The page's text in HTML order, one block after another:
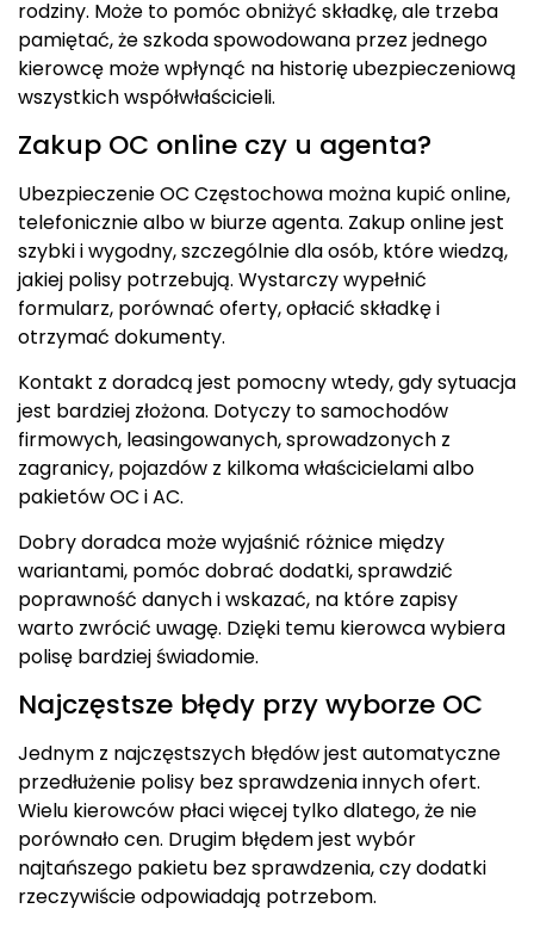
rodziny. Może to pomóc obniżyć składkę, ale trzeba
pamiętać, że szkoda spowodowana przez jednego
kierowcę może wpłynąć na historię ubezpieczeniową
wszystkich współwłaścicieli.
Zakup OC online czy u agenta?
Ubezpieczenie OC Częstochowa można kupić online,
telefonicznie albo w biurze agenta. Zakup online jest
szybki i wygodny, szczególnie dla osób, które wiedzą,
jakiej polisy potrzebują. Wystarczy wypełnić
formularz, porównać oferty, opłacić składkę i
otrzymać dokumenty.
Kontakt z doradcą jest pomocny wtedy, gdy sytuacja
jest bardziej złożona. Dotyczy to samochodów
firmowych, leasingowanych, sprowadzonych z
zagranicy, pojazdów z kilkoma właścicielami albo
pakietów OC i AC.
Dobry doradca może wyjaśnić różnice między
wariantami, pomóc dobrać dodatki, sprawdzić
poprawność danych i wskazać, na które zapisy
warto zwrócić uwagę. Dzięki temu kierowca wybiera
polisę bardziej świadomie.
Najczęstsze błędy przy wyborze OC
Jednym z najczęstszych błędów jest automatyczne
przedłużenie polisy bez sprawdzenia innych ofert.
Wielu kierowców płaci więcej tylko dlatego, że nie
porównało cen. Drugim błędem jest wybór
najtańszego pakietu bez sprawdzenia, czy dodatki
rzeczywiście odpowiadają potrzebom.